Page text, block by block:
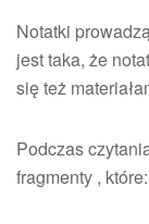
Notatki
jest taka, że
się też
Podczas
fragmenty , które: